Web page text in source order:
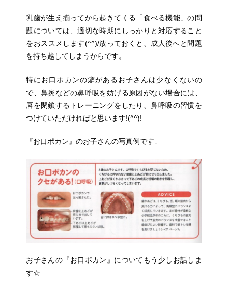
乳歯が生え揃ってから起きてくる「食べる機能」の問
題については、適切な時期にしっかりと対応すること
をおススメします(^^)/放っておくと、成人後へと問題
を持ち越してしまうからです。
特にお口ポカンの癖があるお子さんは少なくないの
で、鼻炎などの鼻呼吸を妨げる原因がない場合には、
唇を閉鎖するトレーニングをしたり、鼻呼吸の習慣を
つけていただければと思います!(^^)!
『お口ポカン』のお子さんの写真例です↓
お子さんの『お口ポカン』についてもう少しお話しま
す☆